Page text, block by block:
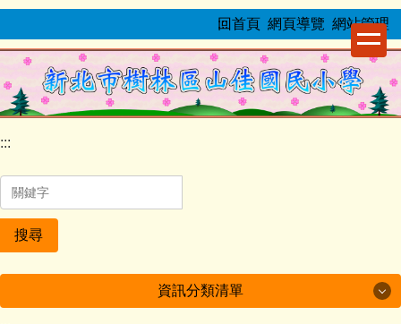
跳
要
內
容
區
:::
回首頁 網頁導覽 網站管理
:::
搜尋
資訊分類清單